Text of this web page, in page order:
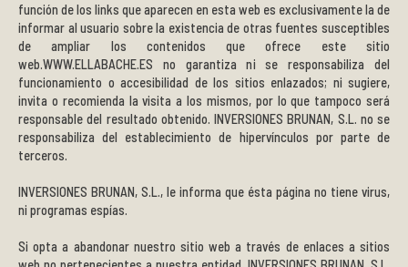
función de los links que aparecen en esta web es exclusivamente la de
informar al usuario sobre la existencia de otras fuentes susceptibles
de ampliar los contenidos que ofrece este sitio
web.WWW.ELLABACHE.ES no garantiza ni se responsabiliza del
funcionamiento o accesibilidad de los sitios enlazados; ni sugiere,
invita o recomienda la visita a los mismos, por lo que tampoco será
responsable del resultado obtenido. INVERSIONES BRUNAN, S.L. no se
responsabiliza del establecimiento de hipervínculos por parte de
terceros.
INVERSIONES BRUNAN, S.L., le informa que ésta página no tiene virus,
ni programas espías.
Si opta a abandonar nuestro sitio web a través de enlaces a sitios